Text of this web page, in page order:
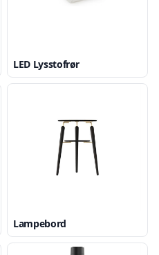
LED Lysstofrør
Lampebord